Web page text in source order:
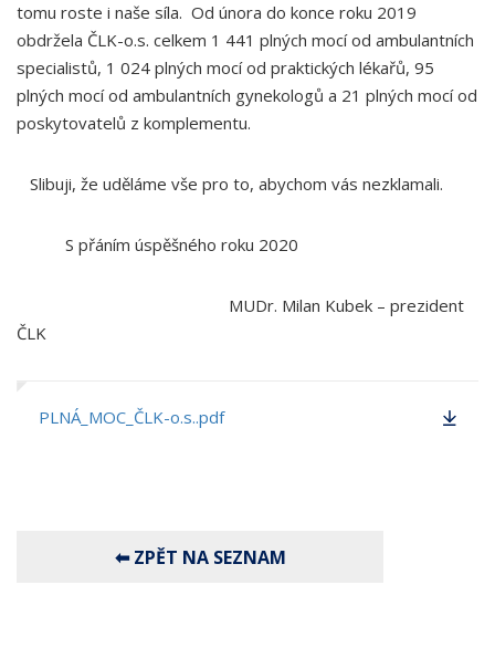
tomu roste i naše síla. Od února do konce roku 2019
obdržela ČLK-o.s. celkem 1 441 plných mocí od ambulantních
specialistů, 1 024 plných mocí od praktických lékařů, 95
plných mocí od ambulantních gynekologů a 21 plných mocí od
poskytovatelů z komplementu.
Slibuji, že uděláme vše pro to, abychom vás nezklamali.
S přáním úspěšného roku 2020
MUDr. Milan Kubek – prezident
ČLK
PLNÁ_MOC_ČLK-o.s..pdf